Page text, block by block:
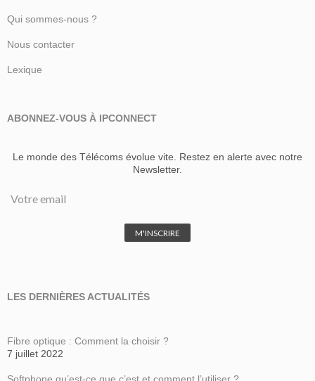
Qui sommes-nous ?
Nous contacter
Lexique
ABONNEZ-VOUS À IPCONNECT
Le monde des Télécoms évolue vite. Restez en alerte avec notre
Newsletter.
LES DERNIÈRES ACTUALITÉS
Fibre optique : Comment la choisir ?
7 juillet 2022
Softphone qu’est-ce que c’est et comment l’utiliser ?